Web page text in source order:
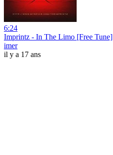
6:24
Imprintz - In The Limo [Free Tune]
imer
il y a 17 ans